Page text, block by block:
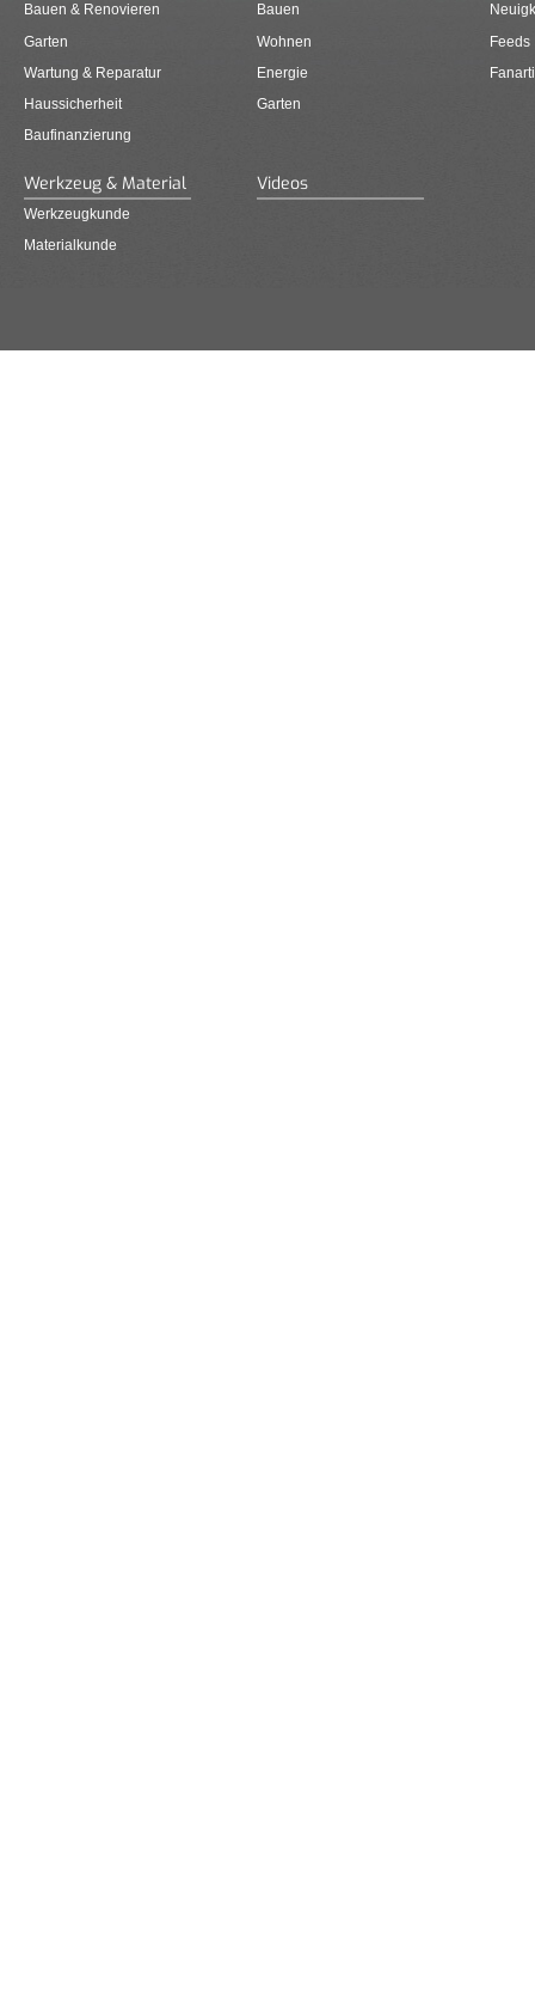
Bauen & Renovieren
Garten
Wartung & Reparatur
Haussicherheit
Baufinanzierung
Bauen
Wohnen
Energie
Garten
Feeds
Werkzeug & Material
Werkzeugkunde
Materialkunde
Videos